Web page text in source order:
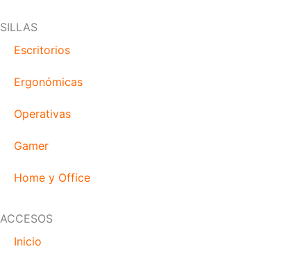
SILLAS
Escritorios
Ergonómicas
Operativas
Gamer
Home y Office
ACCESOS
Inicio